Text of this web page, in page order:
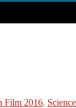
Film 2016,